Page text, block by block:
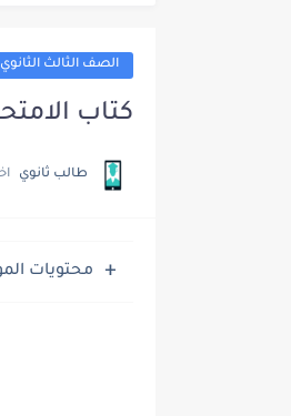
الصف الثالث الثانوي
كتاب الامتحان
طالب ثانوي
محتويات